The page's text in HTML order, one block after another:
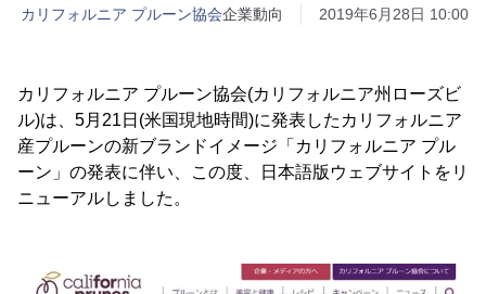
カリフォルニア プルーン協会企業動向 2019年6月28日 10:00
カリフォルニア プルーン協会(カリフォルニア州ローズビ
ル)は、5月21日(米国現地時間)に発表したカリフォルニア
産プルーンの新ブランドイメージ「カリフォルニア プル
ーン」の発表に伴い、この度、日本語版ウェブサイトをリ
ニューアルしました。